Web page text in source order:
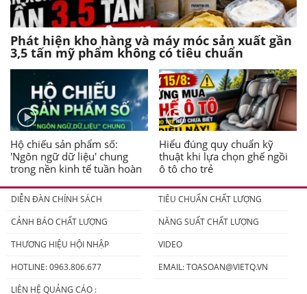
Phát hiện kho hàng và máy móc sản xuất gần
3,5 tấn mỹ phẩm không có tiêu chuẩn
Hộ chiếu sản phẩm số:
'Ngôn ngữ dữ liệu' chung
trong nền kinh tế tuần hoàn
Hiểu đúng quy chuẩn kỹ
thuật khi lựa chọn ghế ngồi
ô tô cho trẻ
DIỄN ĐÀN CHÍNH SÁCH
TIÊU CHUẨN CHẤT LƯỢNG
CẢNH BÁO CHẤT LƯỢNG
NĂNG SUẤT CHẤT LƯỢNG
THƯƠNG HIỆU HỘI NHẬP
VIDEO
HOTLINE: 0963.806.677
EMAIL:TOASOAN@VIETQ.VN
LIÊN HỆ QUẢNG CÁO :